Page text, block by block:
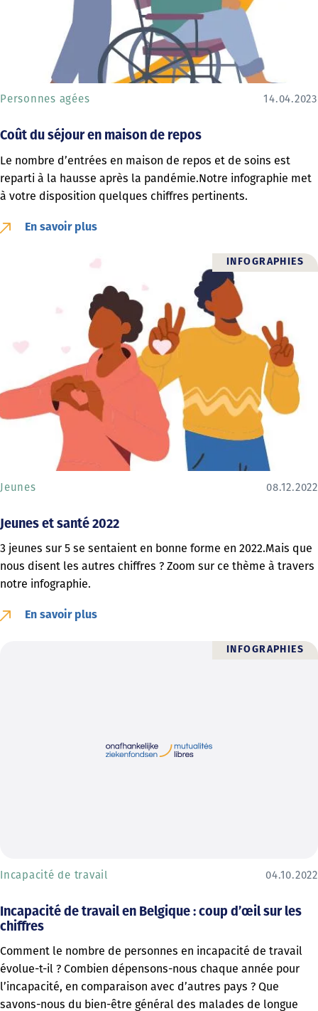
Coût du séjour en maison de repos
Personnes agées 14.04.2023
Le nombre d’entrées en maison de repos et de soins est
reparti à la hausse après la pandémie.Notre infographie met
à votre disposition quelques chiffres pertinents.
En savoir plus
Jeunes et santé 2022
INFOGRAPHIES
Jeunes 08.12.2022
3 jeunes sur 5 se sentaient en bonne forme en 2022.Mais que
nous disent les autres chiffres ? Zoom sur ce thème à travers
notre infographie.
En savoir plus
Incapacité de travail en Belgique : coup d’œil sur les
chiffres
INFOGRAPHIES
Incapacité de travail 04.10.2022
Comment le nombre de personnes en incapacité de travail
évolue-t-il ? Combien dépensons-nous chaque année pour
l’incapacité, en comparaison avec d’autres pays ? Que
savons-nous du bien-être général des malades de longue